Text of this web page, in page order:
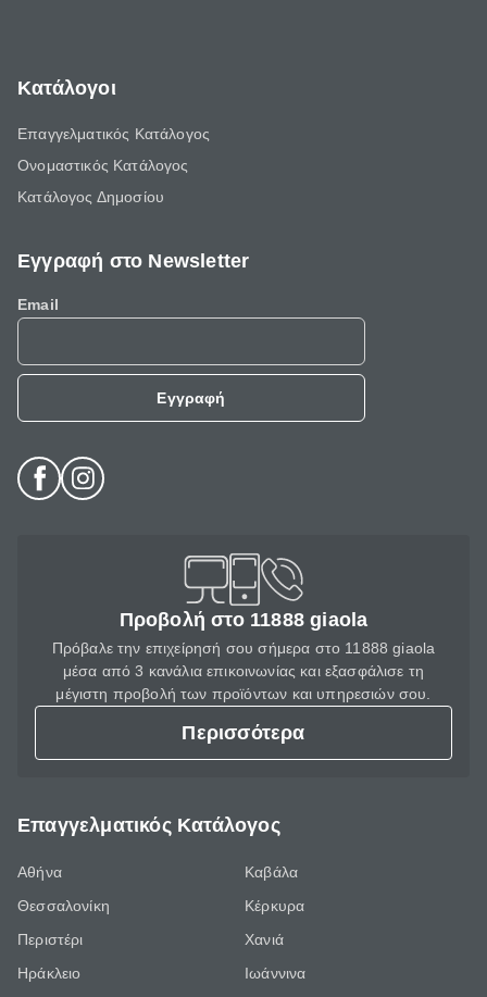
Κατάλογοι
Επαγγελματικός Κατάλογος
Ονομαστικός Κατάλογος
Κατάλογος Δημοσίου
Εγγραφή στο Newsletter
Email
Εγγραφή
Προβολή στο 11888 giaola
Πρόβαλε την επιχείρησή σου σήμερα στο 11888 giaola
μέσα από 3 κανάλια επικοινωνίας και εξασφάλισε τη
μέγιστη προβολή των προϊόντων και υπηρεσιών σου.
Περισσότερα
Επαγγελματικός Κατάλογος
Αθήνα
Θεσσαλονίκη
Περιστέρι
Ηράκλειο
Καβάλα
Κέρκυρα
Χανιά
Ιωάννινα